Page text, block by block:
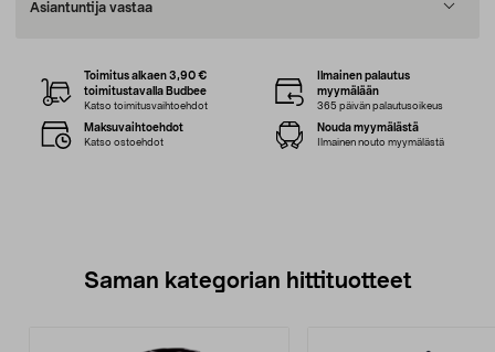
Asiantuntija vastaa
Toimitus alkaen 3,90 €
toimitustavalla Budbee
Katso toimitusvaihtoehdot
Ilmainen palautus
myymälään
365 päivän palautusoikeus
Maksuvaihtoehdot
Katso ostoehdot
Nouda myymälästä
Ilmainen nouto myymälästä
Saman kategorian hittituotteet